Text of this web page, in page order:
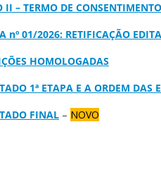
II – TERMO DE
nº 01/2026: RETIFICAÇÃO
HOMOLOGADAS
1ª ETAPA E A ORDEM DAS
FINAL – NOVO